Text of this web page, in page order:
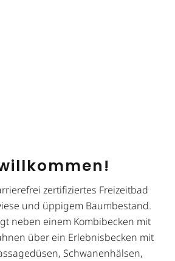
zertifiziertes Freizeitbad
und üppigem Baumbestand.
neben einem Kombibecken mit
über ein Erlebnisbecken mit
Schwanenhälsen,